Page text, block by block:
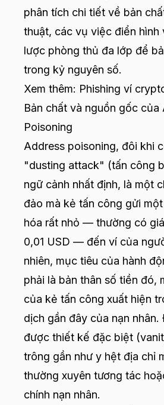
phân tích chi tiết về bản
thuật, các vụ việc điển hình
lược phòng thủ đa lớp để
trong kỷ nguyên số.
Xem thêm: Phishing ví
Bản chất và nguồn gốc của
Poisoning
Address poisoning, đôi khi
"dusting attack" (tấn công
ngữ cảnh nhất định, là một
đảo mà kẻ tấn công gửi
hóa rất nhỏ — thường có
0,01 USD — đến ví của
nhiên, mục tiêu của hành
phải là bản thân số tiền đó,
của kẻ tấn công xuất hiện
dịch gần đây của nạn nhân.
được thiết kế đặc biệt
trông gần như y hệt địa chỉ
thường xuyên tương tác
chính nạn nhân.